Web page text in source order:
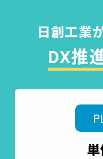
日創工業
DX推